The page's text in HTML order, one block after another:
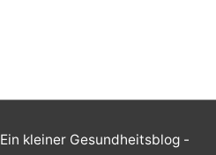
Ein kleiner Gesundheitsblog -